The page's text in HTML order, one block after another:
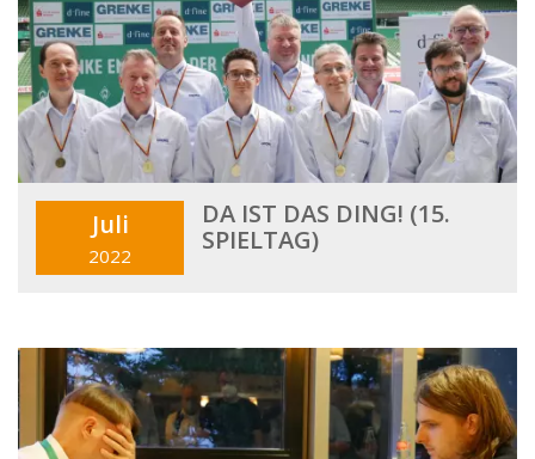
Juli
2022
DA IST DAS DING! (15.
SPIELTAG)